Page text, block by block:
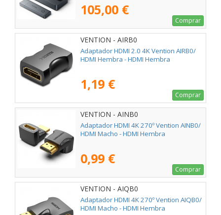
105,00 €
Comprar
VENTION - AIRB0
Adaptador HDMI 2.0 4K Vention AIRB0/
HDMI Hembra - HDMI Hembra
1,19 €
Comprar
VENTION - AINB0
Adaptador HDMI 4K 270º Vention AINB0/
HDMI Macho - HDMI Hembra
0,99 €
Comprar
VENTION - AIQB0
Adaptador HDMI 4K 270º Vention AIQB0/
HDMI Macho - HDMI Hembra